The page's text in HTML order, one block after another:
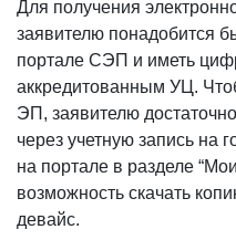
Для получения
заявителю понадобится
портале СЭП и иметь
аккредитованным УЦ.
ЭП, заявителю
через учетную запись на
на портале в разделе
возможность скачать
девайс.